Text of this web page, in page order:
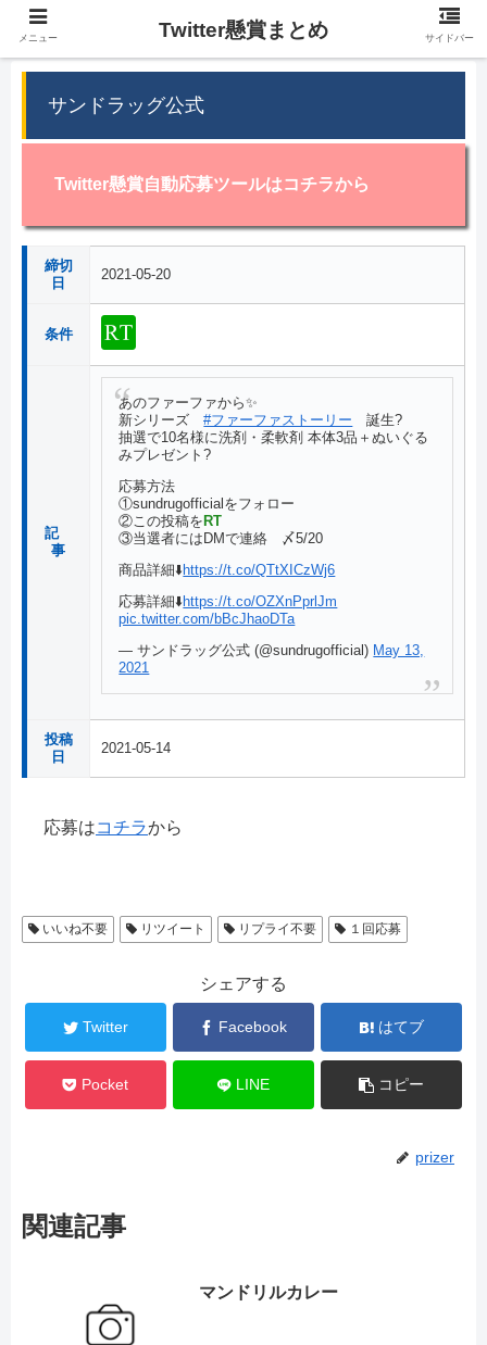
サンドラッグ公式
Twitter懸賞自動応募ツールはコチラから
締切
日
2021-05-20
条件
記
事
あのファーファから✨
新シリーズ#ファーファストーリー 誕生?
抽選で10名様に洗剤・柔軟剤 本体3品＋ぬいぐる
みプレゼント?
応募方法
①sundrugofficialをフォロー
②この投稿を RT
③当選者にはDMで連絡 〆5/20
商品詳細⬇️https://t.co/QTtXICzWj6
応募詳細⬇️https://t.co/OZXnPprlJm
pic.twitter.com/bBcJhaoDTa
— サンドラッグ公式 (@sundrugofficial) May 13,
2021
投稿
日
2021-05-14
応募はコチラから
いいね不要 リツイート リプライ不要 １回応募
シェアする
Twitter Facebook はてブ
Pocket LINE コピー
prizer
関連記事
マンドリルカレー
メニュー Twitter懸賞まとめ サイドバー